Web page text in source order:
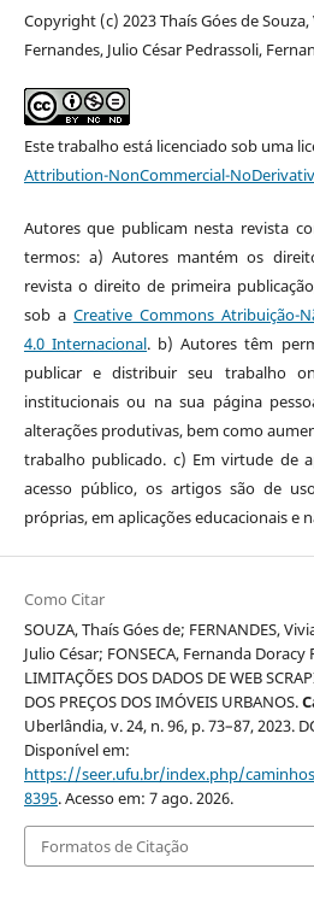
Copyright (c) 2023 Thaís Góes de
Fernandes, Julio César Pedrassoli,
Este trabalho está licenciado sob uma
Attribution-NonCommercial-
Autores que publicam nesta revista
termos: a) Autores mantém os
revista o direito de primeira
sob a Creative Commons Atribuição-
4.0 Internacional. b) Autores têm
publicar e distribuir seu trabalho
institucionais ou na sua página
alterações produtivas, bem como
trabalho publicado. c) Em virtude de
acesso público, os artigos são de
próprias, em aplicações educacionais e
Como Citar
SOUZA, Thaís Góes de; FERNANDES,
Julio César; FONSECA, Fernanda Doracy
LIMITAÇÕES DOS DADOS DE WEB
DOS PREÇOS DOS IMÓVEIS URBANOS.
Uberlândia, v. 24, n. 96, p. 73–87, 2023.
Disponível em:
https://seer.ufu.br/index.php/
8395. Acesso em: 7 ago. 2026.
Formatos de Citação